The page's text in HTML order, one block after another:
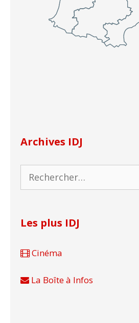
Archives IDJ
Rechercher :
Les plus IDJ
Cinéma
La Boîte à Infos